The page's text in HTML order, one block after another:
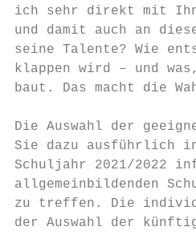
ich sehr direkt mit
und damit auch an
seine Talente? Wie
klappen wird – und
baut. Das macht die
Die Auswahl der
Sie dazu ausführlich
Schuljahr 2021/2022
allgemeinbildenden
zu treffen. Die
der Auswahl der